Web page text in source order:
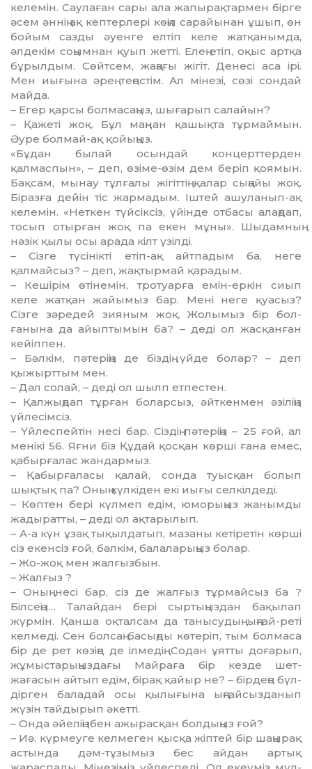
келемін. Саулаған сары ала жапырақтармен бірге
әсем әннің ақ кептерлері көңіл сарайынан ұшып, өн
бойым сазды әуенге елтіп келе жатқанымда,
әлдекім соңымнан қуып жетті. Елең етіп, оқыс артқа
бұ­­рылдым. Сөйтсем, жаңағы жігіт. Де­несі аса ірі.
Мен иығына әрең теңес­­тім. Ал мінезі, сөзі сондай
майда.
– Егер қарсы болмасаңыз, шыға­рып салайын?
– Қажеті жоқ. Бұл маңнан қа­шық­­та тұрмаймын.
Әуре болмай-ақ қойы­ңыз.
«Бұдан былай осындай кон­церт­терден
қалмаспын», – деп, өзіме-өзім дем беріп қоямын.
Бақсам, мынау тұлғалы жігіттің қалар сыңайы жоқ.
Біразға дейін тіс жармадым. Іштей ашуланып-ақ
келемін. «Неткен түй­сік­сіз, үйінде отбасы алаңдап,
тосып отырған жоқ па екен мұны». Шыдам­ның
нәзік қылы осы арада кілт үзілді.
– Сізге түсінікті етіп-ақ айтпадым ба, неге
қалмайсыз? – деп, жақтыр­май қарадым.
– Кешірім өтінемін, тротуарға емін-еркін сиып
келе жатқан жайы­мыз бар. Мені неге қуасыз?
Сізге зәре­дей зияным жоқ. Жолымыз бір бол­
ғанына да айыптымын ба? – деді ол жасқанған
кейіппен.
– Бәлкім, пәтеріңіз де біздің үйде болар? – деп
қыжырттым мен.
– Дәл солай, – деді ол шылп етпестен.
– Қалжыңдап тұрған боларсыз, әйткенмен әзіліңіз
үйлесімсіз.
– Үйлеспейтін несі бар. Сіздің пәтеріңіз – 25 ғой, ал
менікі 56. Яғни біз Құдай қосқан көрші ғана емес,
қабырғалас жандармыз.
– Қабырғаласы қалай, сонда туысқан болып
шықтық па? Оның күлкіден екі иығы селкілдеді.
– Көптен бері күлмеп едім, юмо­рыңыз жанымды
жадыратты, – деді ол ақтарылып.
– А-а күн ұзақ тықылдатып, ма­за­ны кетіретін көрші
сіз екенсіз ғой, бәлкім, балаларыңыз болар.
– Жо-жоқ мен жалғызбын.
– Жалғыз ?
– Оның несі бар, сіз де жалғыз тұрмайсыз ба ?
Білсеңіз… Талайдан бері сыртыңыздан бақылап
жүрмін. Қанша оқталсам да танысудың ыңғай-реті
келмеді. Сен болсаң басыңды көтеріп, тым болмаса
бір де рет көзіңе де ілмедің. Содан ұятты доғарып,
жұмыстарыңыздағы Май­раға бір кезде шет-
жағасын айтып едім, бірақ қайыр не? – бірдеңе бүл­
дір­ген баладай осы қылығына ың­ғайсызданып
жүзін тайдырып әкетті.
– Онда әйеліңізбен ажырасқан болдыңыз ғой?
– Иә, күрмеуге келмеген қысқа жіптей бір шаңырақ
астында дәм-тұзымыз бес айдан артық